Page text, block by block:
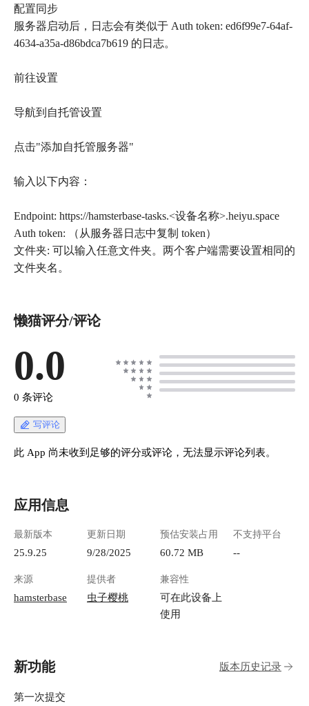
配置同步
服务器启动后，日志会有类似于 Auth token: ed6f99e7-64af-
4634-a35a-d86bdca7b619 的日志。
前往设置
导航到自托管设置
点击"添加自托管服务器"
输入以下内容：
Endpoint: https://hamsterbase-tasks.<设备名称>.heiyu.space
Auth token: （从服务器日志中复制 token）
文件夹: 可以输入任意文件夹。两个客户端需要设置相同的
文件夹名。
懒猫评分/评论
0.0
0 条评论
写评论
此 App 尚未收到足够的评分或评论，无法显示评论列表。
应用信息
最新版本
25.9.25
更新日期
9/28/2025
预估安装占用
60.72 MB
不支持平台
--
来源
hamsterbase
提供者
虫子樱桃
兼容性
可在此设备上
使用
新功能 版本历史记录
第一次提交